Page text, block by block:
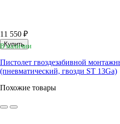
11 550 ₽
Купить
В наличии
Пистолет гвоздезабивной
(пневматический, гвозди ST 13Ga)
Похожие товары